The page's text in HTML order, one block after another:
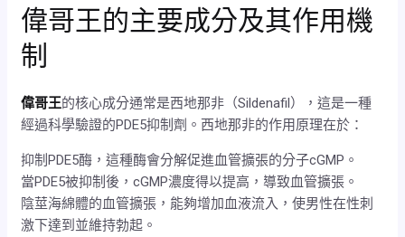
偉哥王的主要成分及其作用機
制
偉哥王的核心成分通常是西地那非（Sildenafil），這是一種
經過科學驗證的PDE5抑制劑。西地那非的作用原理在於：
抑制PDE5酶，這種酶會分解促進血管擴張的分子cGMP。
當PDE5被抑制後，cGMP濃度得以提高，導致血管擴張。
陰莖海綿體的血管擴張，能夠增加血液流入，使男性在性刺
激下達到並維持勃起。